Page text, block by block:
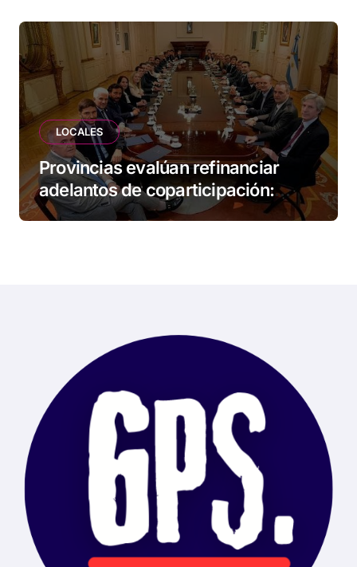
LOCALES
Provincias evalúan refinanciar
adelantos de coparticipación:
Tierra del Fuego, entre las